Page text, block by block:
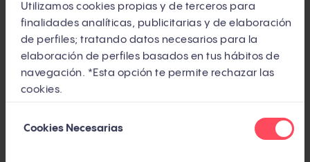
Utilizamos cookies propias y de terceros para
finalidades analíticas, publicitarias y de elaboración
de perfiles; tratando datos necesarios para la
elaboración de perfiles basados en tus hábitos de
navegación. *Esta opción te permite rechazar las
cookies.
deCookies Necesarias
(Similarweb, 2025, independiente). Y los
compradores B2B completan más del 70% de su
investigación antes de hablar con un comercial
(Forrester, independiente).
Significa que ha mutado. Y si tu estrategia sigue